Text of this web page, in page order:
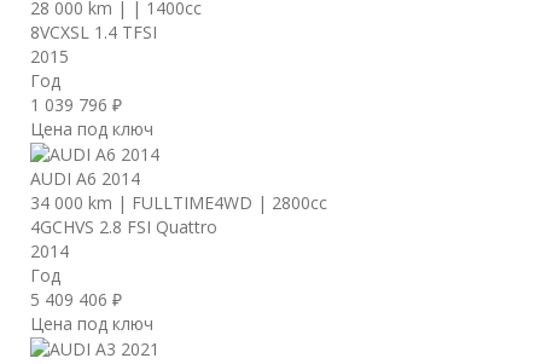
28 000 km | | 1400cc
8VCXSL 1.4 TFSI
2015
Год
1 039 796 ₽
Цена под ключ
AUDI A6 2014
34 000 km | FULLTIME4WD | 2800cc
4GCHVS 2.8 FSI Quattro
2014
Год
5 409 406 ₽
Цена под ключ